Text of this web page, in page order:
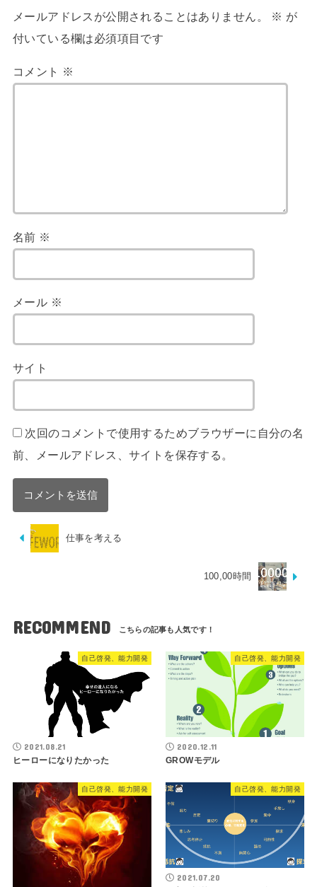
メールアドレスが公開されることはありません。 ※ が
付いている欄は必須項目です
コメント ※
名前 ※
メール ※
サイト
次回のコメントで使用するためブラウザーに自分の名
前、メールアドレス、サイトを保存する。
仕事を考える
100,00時間
RECOMMEND
自己啓発、能力開発
2021.08.21
ヒーローになりたかった
自己啓発、能力開発
2020.12.11
GROWモデル
自己啓発、能力開発 自己啓発、能力開発
2021.07.20